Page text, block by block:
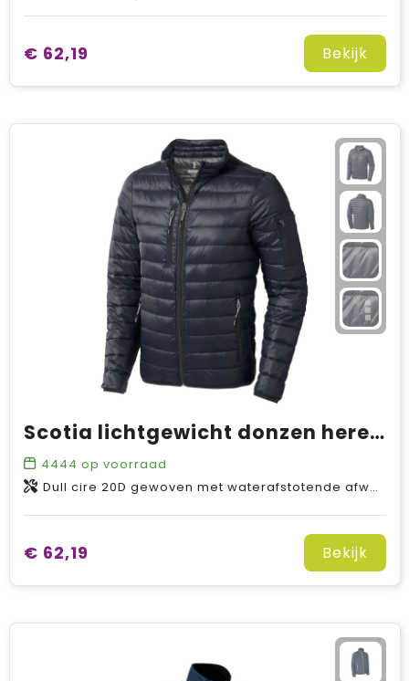
€ 62,19 Bekijk
Scotia lichtgewicht donzen heren jas
4444 op voorraad
Dull cire 20D gewoven met waterafstotende afwerking van Nylon, Padding/filling, Down insulation: Responsible Down Standard (RDS) van Dons Veren, 115 g/m2
€ 62,19 Bekijk